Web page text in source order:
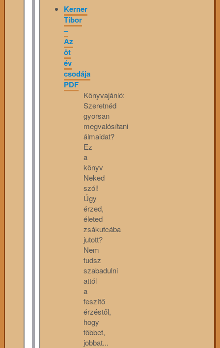
Kerner
Tibor
–
Az
öt
év
csodája
PDF
Könyvajánló:
Szeretnéd
gyorsan
megvalósítani
álmaidat?
Ez
a
könyv
Neked
szól!
Úgy
érzed,
életed
zsákutcába
jutott?
Nem
tudsz
szabadulni
attól
a
feszítő
érzéstől,
hogy
többet,
jobbat...